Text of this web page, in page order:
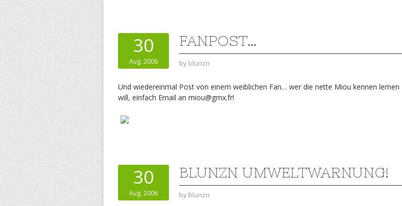
30
Aug. 2006
FANPOST…
by blunzn
Und wiedereinmal Post von einem weiblichen Fan… wer die nette Miou kennen lernen
will, einfach Email an miou@gmx.fr!
30
Aug. 2006
BLUNZN UMWELTWARNUNG!
by blunzn